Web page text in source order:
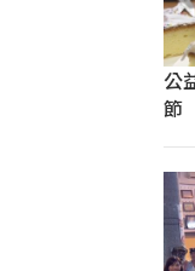
公
節